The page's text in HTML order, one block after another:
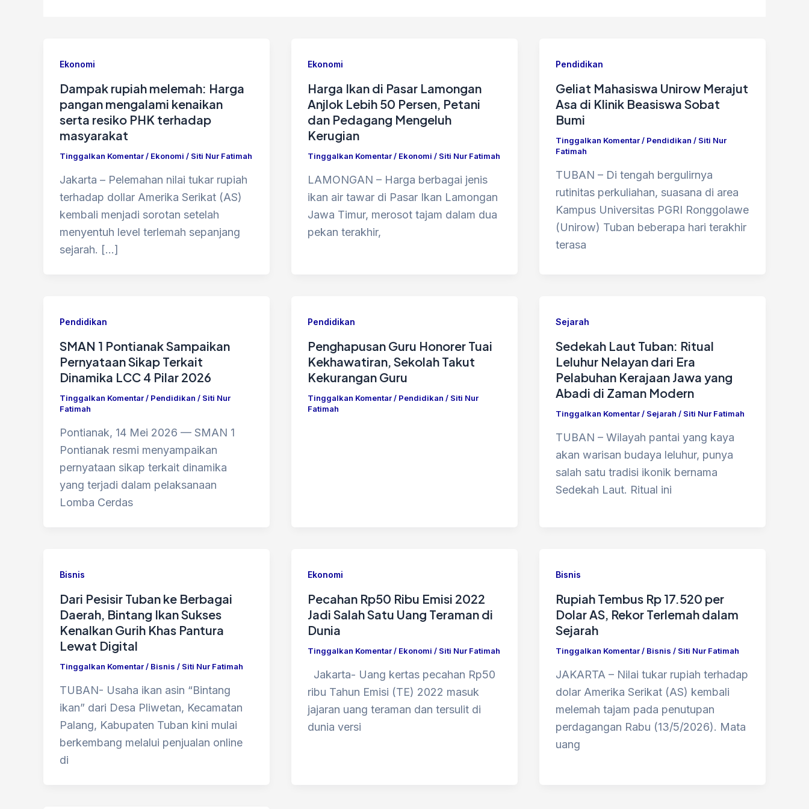
Ekonomi
Dampak rupiah melemah: Harga
pangan mengalami kenaikan
serta resiko PHK terhadap
masyarakat
Tinggalkan Komentar/ Ekonomi / Siti Nur Fatimah
Jakarta – Pelemahan nilai tukar rupiah
terhadap dollar Amerika Serikat (AS)
kembali menjadi sorotan setelah
menyentuh level terlemah sepanjang
sejarah. […]
Ekonomi
Harga Ikan di Pasar Lamongan
Anjlok Lebih 50 Persen, Petani
dan Pedagang Mengeluh
Kerugian
Tinggalkan Komentar/ Ekonomi / Siti Nur Fatimah
LAMONGAN – Harga berbagai jenis
ikan air tawar di Pasar Ikan Lamongan
Jawa Timur, merosot tajam dalam dua
pekan terakhir,
Pendidikan
Geliat Mahasiswa Unirow Merajut
Asa di Klinik Beasiswa Sobat
Bumi
Tinggalkan Komentar/ Pendidikan / Siti Nur
Fatimah
TUBAN – Di tengah bergulirnya
rutinitas perkuliahan, suasana di area
Kampus Universitas PGRI Ronggolawe
(Unirow) Tuban beberapa hari terakhir
terasa
Pendidikan
SMAN 1 Pontianak Sampaikan
Pernyataan Sikap Terkait
Dinamika LCC 4 Pilar 2026
Tinggalkan Komentar/ Pendidikan / Siti Nur
Fatimah
Pontianak, 14 Mei 2026 — SMAN 1
Pontianak resmi menyampaikan
pernyataan sikap terkait dinamika
yang terjadi dalam pelaksanaan
Lomba Cerdas
Pendidikan
Penghapusan Guru Honorer Tuai
Kekhawatiran, Sekolah Takut
Kekurangan Guru
Tinggalkan Komentar/ Pendidikan / Siti Nur
Fatimah
Sejarah
Sedekah Laut Tuban: Ritual
Leluhur Nelayan dari Era
Pelabuhan Kerajaan Jawa yang
Abadi di Zaman Modern
Tinggalkan Komentar/ Sejarah / Siti Nur Fatimah
TUBAN – Wilayah pantai yang kaya
akan warisan budaya leluhur, punya
salah satu tradisi ikonik bernama
Sedekah Laut. Ritual ini
Bisnis
Dari Pesisir Tuban ke Berbagai
Daerah, Bintang Ikan Sukses
Kenalkan Gurih Khas Pantura
Lewat Digital
Tinggalkan Komentar/ Bisnis / Siti Nur Fatimah
TUBAN- Usaha ikan asin “Bintang
ikan” dari Desa Pliwetan, Kecamatan
Palang, Kabupaten Tuban kini mulai
berkembang melalui penjualan online
di
Ekonomi
Pecahan Rp50 Ribu Emisi 2022
Jadi Salah Satu Uang Teraman di
Dunia
Tinggalkan Komentar/ Ekonomi / Siti Nur Fatimah
Jakarta- Uang kertas pecahan Rp50
ribu Tahun Emisi (TE) 2022 masuk
jajaran uang teraman dan tersulit di
dunia versi
Bisnis
Rupiah Tembus Rp 17.520 per
Dolar AS, Rekor Terlemah dalam
Sejarah
Tinggalkan Komentar/ Bisnis / Siti Nur Fatimah
​JAKARTA – Nilai tukar rupiah terhadap
dolar Amerika Serikat (AS) kembali
melemah tajam pada penutupan
perdagangan Rabu (13/5/2026). Mata
uang